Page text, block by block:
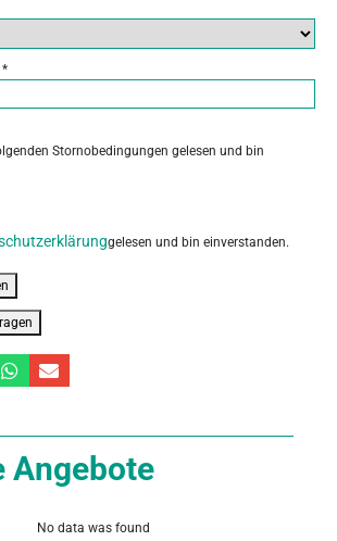
*
Stornobedingungen gelesen und bin
gelesen und bin einverstanden.
Angebote
No data was found